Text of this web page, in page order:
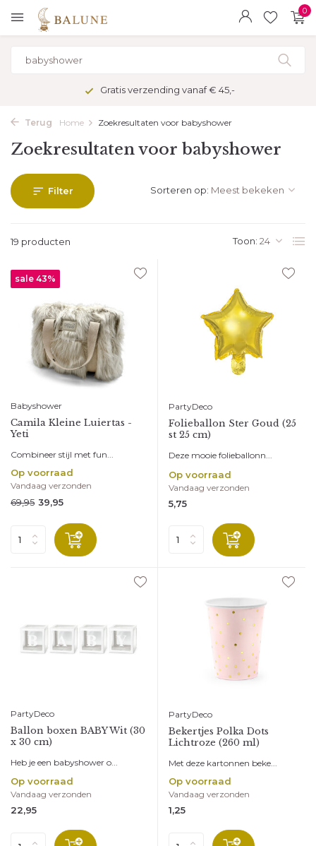
0
Veilig betalen met kopersbescherming
Terug Home Zoekresultaten voor babyshower
Zoekresultaten voor babyshower
Filter
19 producten Toon:
Sorteren op:
sale 43%
Babyshower
Camila Kleine Luiertas -
Yeti
Combineer stijl met fun...
Op voorraad
Vandaag verzonden
69,95 39,95
PartyDeco
Folieballon Ster Goud (25
st 25 cm)
Deze mooie folieballonn...
Op voorraad
Vandaag verzonden
5,75
PartyDeco
Ballon boxen BABY Wit (30
x 30 cm)
Heb je een babyshower o...
Op voorraad
Vandaag verzonden
22,95
PartyDeco
Bekertjes Polka Dots
Lichtroze (260 ml)
Met deze kartonnen beke...
Op voorraad
Vandaag verzonden
1,25